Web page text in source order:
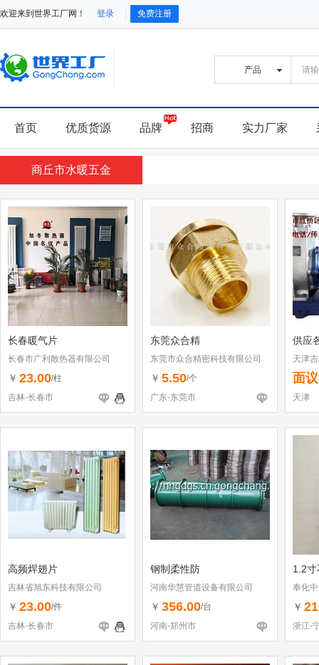
欢迎来到世界工厂网！ 登录 免费注册
首页 优质货源 品牌 招商 实力厂家
商丘市水暖五金
长春暖气片
长春市广利散热器有限公司
￥ 23.00/柱
吉林-长春市
东莞众合精
东莞市众合精密科技有限公司
￥ 5.50/个
广东-东莞市
供应
天津
面议
天津
高频焊翅片
吉林省旭东科技有限公司
￥ 23.00/件
吉林-长春市
钢制柔性防
河南华慧管道设备有限公司
￥ 356.00/台
河南-郑州市
1.2
奉化
￥
浙江-